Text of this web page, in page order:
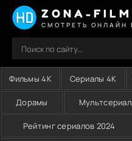
ZONA-
СМОТРЕТЬ ОНЛАЙН
Фильмы 4K Сериалы 4K
Дорамы
Рейтинг сериалов 2024